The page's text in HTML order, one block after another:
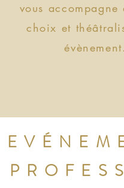
vous accompagne
choix et
évènement.